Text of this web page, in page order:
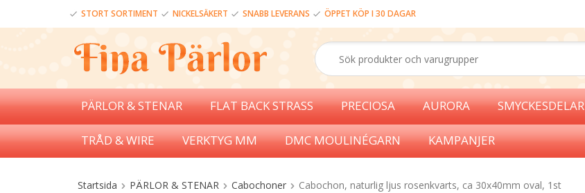
STORT SORTIMENT NICKELSÄKERT SNABB LEVERANS ÖPPET KÖP I 30 DAGAR
PÄRLOR & STENAR FLAT BACK STRASS PRECIOSA AURORA SMYCKESDELAR
TRÅD & WIRE VERKTYG MM DMC MOULINÉGARN KAMPANJER
Startsida PÄRLOR & STENAR Cabochoner Cabochon, naturlig ljus rosenkvarts, ca 30x40mm oval, 1st